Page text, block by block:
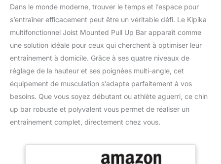
Dans le monde moderne, trouver le temps et l’espace pour
s’entraîner efficacement peut être un véritable défi. Le Kipika
multifonctionnel Joist Mounted Pull Up Bar apparaît comme
une solution idéale pour ceux qui cherchent à optimiser leur
entraînement à domicile. Grâce à ses quatre niveaux de
réglage de la hauteur et ses poignées multi-angle, cet
équipement de musculation s’adapte parfaitement à vos
besoins. Que vous soyez débutant ou athlète aguerri, ce chin
up bar robuste et polyvalent vous permet de réaliser un
entraînement complet, directement chez vous.